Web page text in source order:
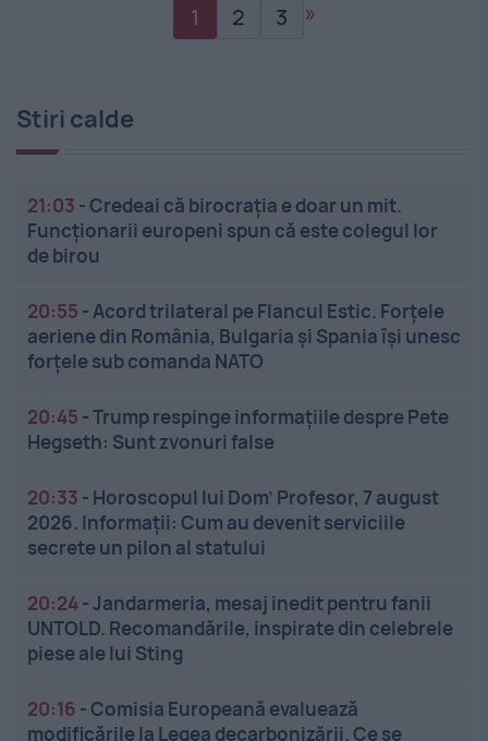
1 2 3 »
Stiri calde
21:03 -Credeai că birocrația e doar un mit.
Funcționarii europeni spun că este colegul lor
de birou
20:55 -Acord trilateral pe Flancul Estic. Forțele
aeriene din România, Bulgaria și Spania își unesc
forțele sub comanda NATO
20:45 -Trump respinge informațiile despre Pete
Hegseth: Sunt zvonuri false
20:33 - Horoscopul lui Dom’ Profesor, 7 august
2026. Informații: Cum au devenit serviciile
secrete un pilon al statului
20:24-Jandarmeria, mesaj inedit pentru fanii
UNTOLD. Recomandările, inspirate din celebrele
piese ale lui Sting
20:16 -Comisia Europeană evaluează
modificările la Legea decarbonizării. Ce se